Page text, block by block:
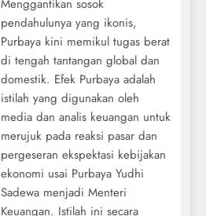
Menggantikan sosok
pendahulunya yang ikonis,
Purbaya kini memikul tugas berat
di tengah tantangan global dan
domestik. Efek Purbaya adalah
istilah yang digunakan oleh
media dan analis keuangan untuk
merujuk pada reaksi pasar dan
pergeseran ekspektasi kebijakan
ekonomi usai Purbaya Yudhi
Sadewa menjadi Menteri
Keuangan. Istilah ini secara